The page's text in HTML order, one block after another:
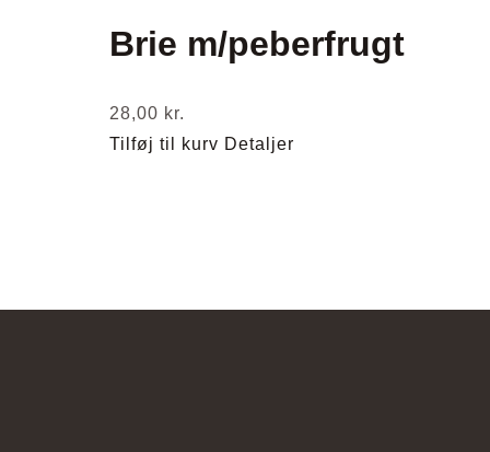
Brie m/peberfrugt
28,00 kr.
Tilføj til kurv Detaljer